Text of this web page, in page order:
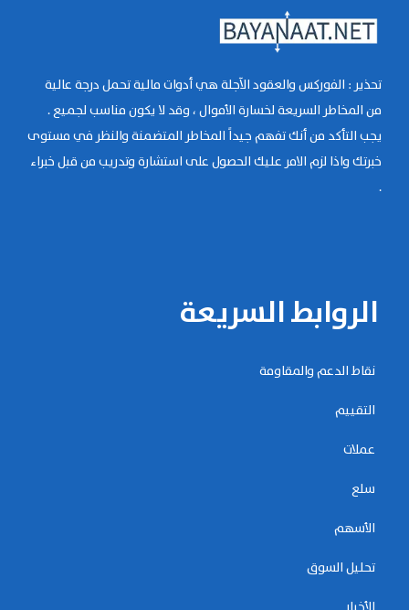
تحذير : الفوركس والعقود الآجلة هي أدوات مالية تحمل درجة عالية
من المخاطر السريعة لخسارة الأموال ، وقد لا يكون مناسب لجميع .
يجب التأكد من أنك تفهم جيداً المخاطر المتضمنة والنظر في مستوى
خبرتك واذا لزم الامر عليك الحصول على استشارة وتدريب من قبل خبراء
.
الروابط السريعة
نقاط الدعم والمقاومة
التقييم
عملات
سلع
الأسهم
تحليل السوق